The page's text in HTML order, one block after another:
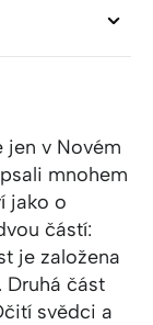
jen v Novém
mnohem
jako o
částí:
je založena
Druhá část
svědci a